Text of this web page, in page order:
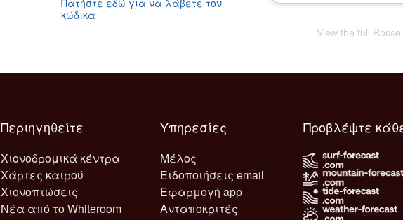
κώδικα
View the full
Περιηγηθείτε
Χιονοδρομικά κέντρα
Χάρτες καιρού
Χιονοπτώσεις
Νέα από το Whiteroom
Υπηρεσίες
Μέλος
Ειδοποιήσεις email
Εφαρμογή app
Ανταποκριτές
Προβλέψτε